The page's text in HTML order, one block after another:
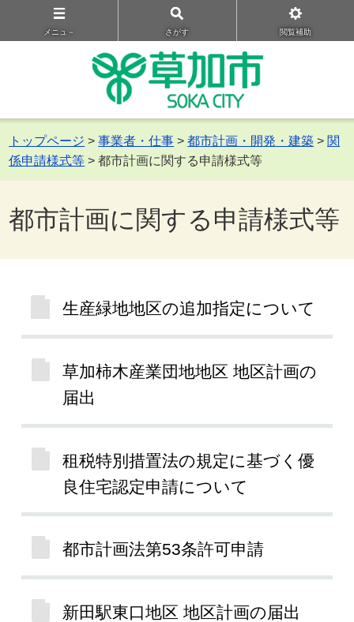
メニュ－ さがす 閲覧補助
トップページ >事業者・仕事 >都市計画・開発・建築 > 関
係申請様式等 > 都市計画に関する申請様式等
都市計画に関する申請様式等
生産緑地地区の追加指定について
草加柿木産業団地地区 地区計画の
届出
租税特別措置法の規定に基づく優
良住宅認定申請について
都市計画法第53条許可申請
新田駅東口地区 地区計画の届出